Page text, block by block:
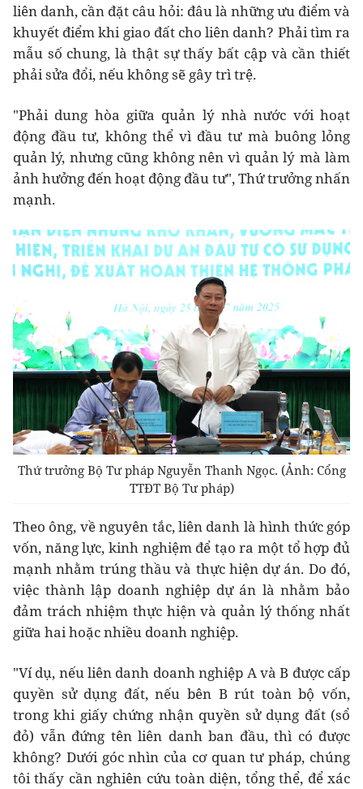
liên danh, cần đặt câu hỏi: đâu là những ưu điểm và
khuyết điểm khi giao đất cho liên danh? Phải tìm ra
mẫu số chung, là thật sự thấy bất cập và cần thiết
phải sửa đổi, nếu không sẽ gây trì trệ.
"Phải dung hòa giữa quản lý nhà nước với hoạt
động đầu tư, không thể vì đầu tư mà buông lỏng
quản lý, nhưng cũng không nên vì quản lý mà làm
ảnh hưởng đến hoạt động đầu tư", Thứ trưởng nhấn
mạnh.
Thứ trưởng Bộ Tư pháp Nguyễn Thanh Ngọc. (Ảnh: Cổng
TTĐT Bộ Tư pháp)
Theo ông, về nguyên tắc, liên danh là hình thức góp
vốn, năng lực, kinh nghiệm để tạo ra một tổ hợp đủ
mạnh nhằm trúng thầu và thực hiện dự án. Do đó,
việc thành lập doanh nghiệp dự án là nhằm bảo
đảm trách nhiệm thực hiện và quản lý thống nhất
giữa hai hoặc nhiều doanh nghiệp.
"Ví dụ, nếu liên danh doanh nghiệp A và B được cấp
quyền sử dụng đất, nếu bên B rút toàn bộ vốn,
trong khi giấy chứng nhận quyền sử dụng đất (sổ
đỏ) vẫn đứng tên liên danh ban đầu, thì có được
không? Dưới góc nhìn của cơ quan tư pháp, chúng
tôi thấy cần nghiên cứu toàn diện, tổng thể, để xác